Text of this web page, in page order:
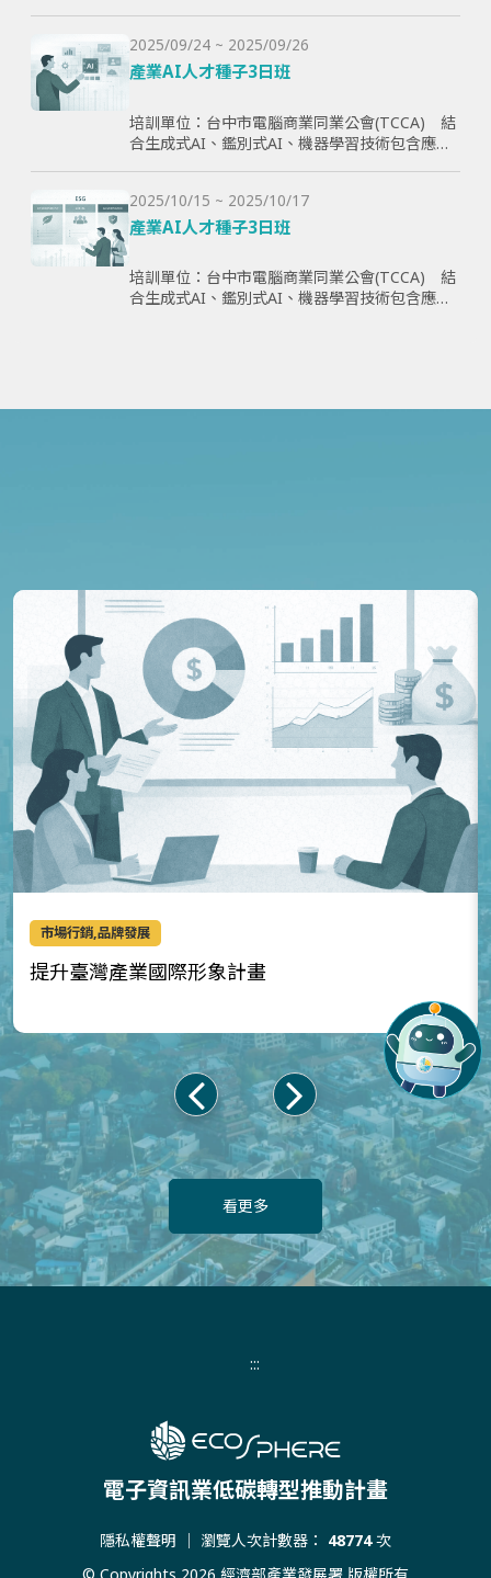
幫助學員更好了解ESG與碳排放管理的實際應
用，提高企業實現減碳目標。
2025/09/24 ~ 2025/09/26
產業AI人才種子3日班
培訓單位：台中市電腦商業同業公會(TCCA) 結
合生成式AI、鑑別式AI、機器學習技術包含應用
力。
2025/10/15 ~ 2025/10/17
產業AI人才種子3日班
培訓單位：台中市電腦商業同業公會(TCCA) 結
合生成式AI、鑑別式AI、機器學習技術包含應用
市場行銷,品牌發展
提升臺灣產業國際形象計畫
上
一
頁
下
一
頁
看更多
:::
電子資訊業低碳轉型推動計畫
隱私權聲明 ｜ 瀏覽人次計數器： 48774次